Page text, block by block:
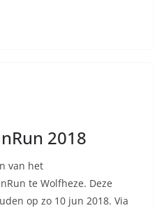
2018
van het
te Wolfheze. Deze
op zo 10 jun 2018. Via